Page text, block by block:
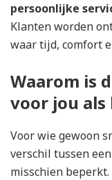
persoonlijke
Klanten worden
waar tijd, comfort
Waarom is
voor jou als
Voor wie gewoon
verschil tussen
misschien